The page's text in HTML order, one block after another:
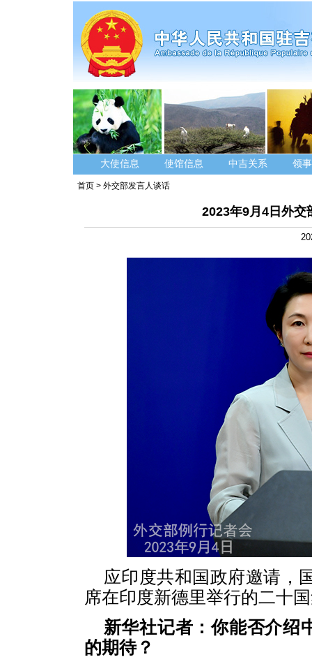
大使信息 使馆信息 中吉关系 领
首页 > 外交部发言人谈话
2023年9月4日外交
应印度共和国政府邀请，
席在印度新德里举行的二十
新华社记者：你能否介绍
的期待？